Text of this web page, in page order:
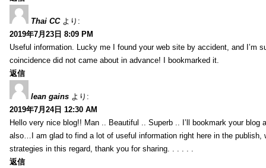
Thai CC より:
2019年7月23日 8:09 PM
Useful information. Lucky me I found your web site by accident, and I’m
coincidence did not came about in advance! I bookmarked it.
返信
lean gains より:
2019年7月24日 12:30 AM
Hello very nice blog!! Man .. Beautiful .. Superb .. I’ll bookmark your blog
also…I am glad to find a lot of useful information right here in the publish,
strategies in this regard, thank you for sharing. . . . . .
返信